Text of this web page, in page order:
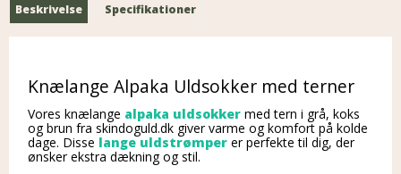
Beskrivelse Specifikationer
Knælange Alpaka Uldsokker med terner
Vores knælange alpaka uldsokker med tern i grå, koks
og brun fra skindoguld.dk giver varme og komfort på kolde
dage. Disse lange uldstrømper er perfekte til dig, der
ønsker ekstra dækning og stil.